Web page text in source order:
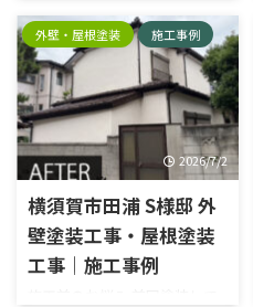
決め手は？ 施工内容外壁塗装
工事・屋根塗装工事エリア葉
山町堀内外壁塗料種類：日本
ペイント塗料名：外壁/グラン
セラトップ 屋根/グランセラ
ベスト色品番外壁： 45-60D屋
根：クールダークグレー 施工
前 施工後
外壁・屋根塗装 施工事例
2026/7/2
横須賀市田浦 S様邸 外
壁塗装工事・屋根塗装
工事｜施工事例